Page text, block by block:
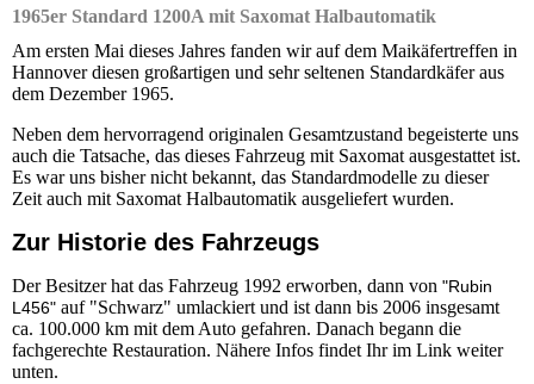
1965er Standard 1200A mit Saxomat Halbautomatik
Am ersten Mai dieses Jahres fanden wir auf dem Maikäfertreffen in
Hannover diesen großartigen und sehr seltenen Standardkäfer aus
dem Dezember 1965.
Neben dem hervorragend originalen Gesamtzustand begeisterte uns
auch die Tatsache, das dieses Fahrzeug mit Saxomat ausgestattet ist.
Es war uns bisher nicht bekannt, das Standardmodelle zu dieser
Zeit auch mit Saxomat Halbautomatik ausgeliefert wurden.
Zur Historie des Fahrzeugs
Der Besitzer hat das Fahrzeug 1992 erworben, dann von "Rubin
L456" auf "Schwarz" umlackiert und ist dann bis 2006 insgesamt
ca. 100.000 km mit dem Auto gefahren. Danach begann die
fachgerechte Restauration. Nähere Infos findet Ihr im Link weiter
unten.